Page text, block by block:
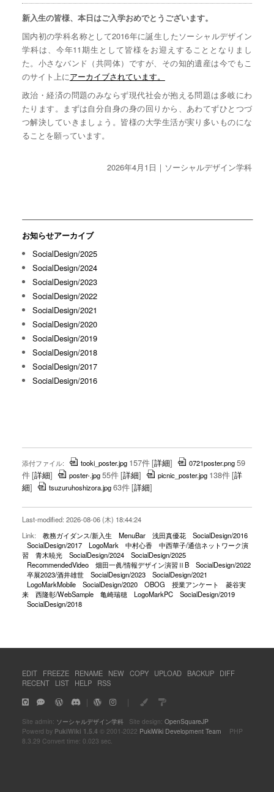
新入生の皆様、本日はご入学おめでとうございます。
国内初の学科名称として2016年に誕生したソーシャルデザイン
学科は、今年11期生として皆様をお迎えすることとなりまし
た。小さなバンド（共同体）ですが、その知的遺産は今でもこ
のサイト上にアーカイブされています。
政治・経済の問題のみならず現代社会が抱える問題は多岐にわ
たります。まずは自分自身の身の回りから、あわてずひとつづ
つ解決していきましょう。皆様の大学生活が実り多いものにな
ることを願っています。
2026年4月1日｜ソーシャルデザイン学科
お知らせアーカイブ
SocialDesign/2025
SocialDesign/2024
SocialDesign/2023
SocialDesign/2022
SocialDesign/2021
SocialDesign/2020
SocialDesign/2019
SocialDesign/2018
SocialDesign/2017
SocialDesign/2016
添付ファイル: tooki_poster.jpg 157件[詳細] 0721poster.png59
件[詳細] poster-.jpg55件[詳細] picnic_poster.jpg 138件[詳
細] tsuzuruhoshizora.jpg63件[詳細]
Last-modified: 2026-08-06 (木) 18:44:24
Link:
教務ガイダンス/新入生 MenuBar 浅田真優花
SocialDesign/2016
SocialDesign/2017
LogoMark 中村心香
中西華子/通信ネットワーク演
習
青木暁光 SocialDesign/2024
SocialDesign/2025
RecommendedVideo
畑田一眞/情報デザイン演習ⅡB
SocialDesign/2022
卒展2023/酒井雄世
SocialDesign/2023
SocialDesign/2021
LogoMarkMobile
SocialDesign/2020 OBOG 授業アンケート
菱谷実
来
西隆彰/WebSample 亀崎瑞穂 LogoMarkPC
SocialDesign/2019
SocialDesign/2018
EDIT FREEZE RENAME NEW COPY UPLOAD BACKUP
DIFF
RECENT
LIST HELP RSS
｜ ｜
Site admin: ソーシャルデザイン学科Site design: OpenSquareJP
Powerd by PukiWiki 1.5.4 © 2001-2022 PukiWiki Development Team PHP
8.3.29 Convert time: 0.023 sec.